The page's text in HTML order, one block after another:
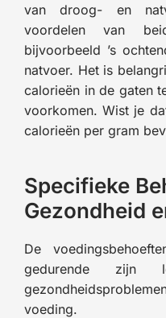
van droog- en
voordelen van
bijvoorbeeld ’s
natvoer. Het is
calorieën in de gaten
voorkomen. Wist je
calorieën per gram
Specifieke
Gezondheid
De
gedurende zijn
voeding.